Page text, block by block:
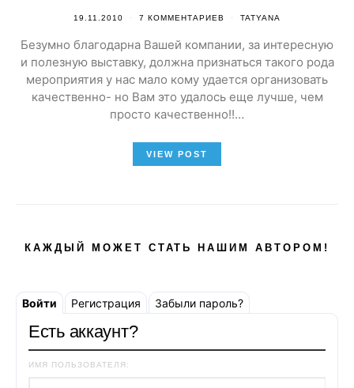
19.11.2010 7 КОММЕНТАРИЕВ TATYANA
Безумно благодарна Вашей компании, за интересную
и полезную выставку, должна признаться такого рода
мероприятия у нас мало кому удается организовать
качественно- но Вам это удалось еще лучше, чем
просто качественно!!…
VIEW POST
КАЖДЫЙ МОЖЕТ СТАТЬ НАШИМ АВТОРОМ!
Войти Регистрация Забыли пароль?
Есть аккаунт?
ИМЯ ПОЛЬЗОВАТЕЛЯ: